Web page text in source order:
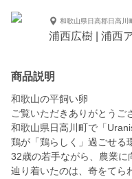
和歌山県日高郡日高川
浦西広樹 | 浦西
商品説明
和歌山の平飼い卵
ご覧いただきありがとうご
和歌山県日高川町で「
鶏が「鶏らしく」過ごせる
32歳の若手ながら、農業に
辿り着いたのは、奇をてら